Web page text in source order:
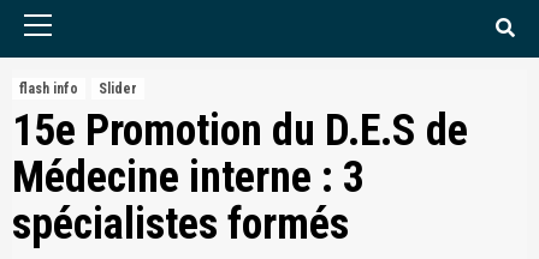
flash info Slider
15e Promotion du D.E.S de
Médecine interne : 3
spécialistes formés